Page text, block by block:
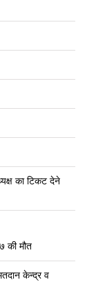
का टिकट देने
की मौत
केन्द्र व